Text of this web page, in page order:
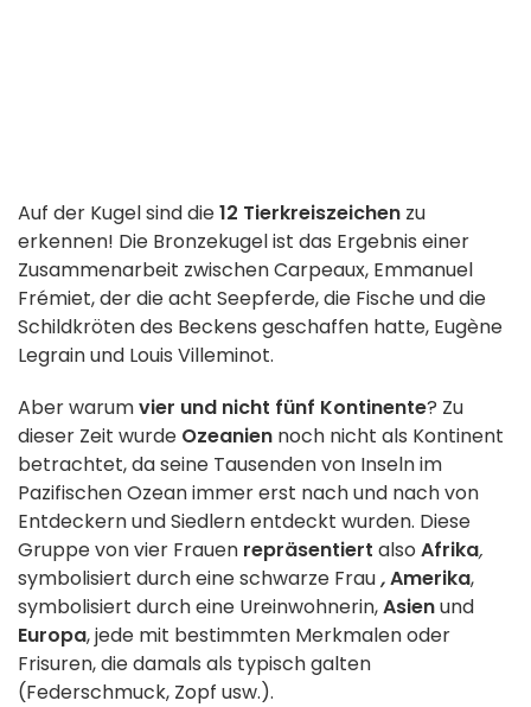
Auf der Kugel sind die12 Tierkreiszeichen zu
erkennen! Die Bronzekugel ist das Ergebnis einer
Zusammenarbeit zwischen Carpeaux, Emmanuel
Frémiet, der die acht Seepferde, die Fische und die
Schildkröten des Beckens geschaffen hatte, Eugène
Legrain und Louis Villeminot.
Aber warumvier und nicht fünf Kontinente? Zu
dieser Zeit wurde Ozeanien noch nicht als Kontinent
betrachtet, da seine Tausenden von Inseln im
Pazifischen Ozean immer erst nach und nach von
Entdeckern und Siedlern entdeckt wurden. Diese
Gruppe von vier Frauen repräsentiert also Afrika,
symbolisiert durch eine schwarze Frau ,Amerika,
symbolisiert durch eine Ureinwohnerin,Asienund
Europa, jede mit bestimmten Merkmalen oder
Frisuren, die damals als typisch galten
(Federschmuck, Zopf usw.).